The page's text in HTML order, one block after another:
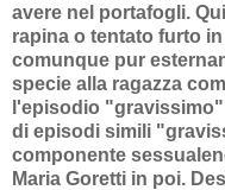
avere nel portafogli.
rapina o tentato furto
comunque pur
specie alla ragazza
l'episodio
di episodi simili
componente
Maria Goretti in poi.